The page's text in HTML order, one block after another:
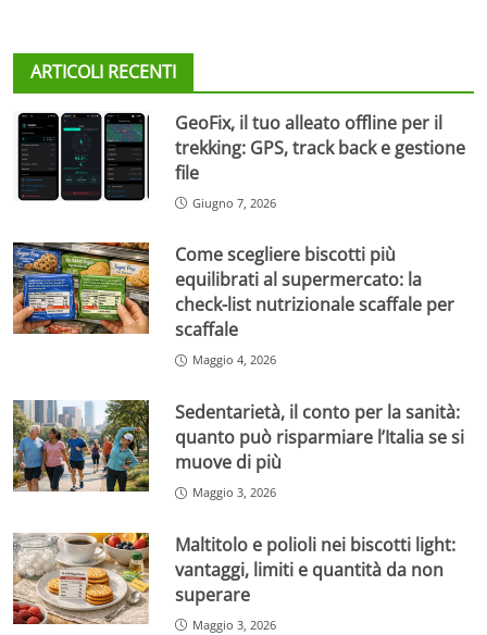
ARTICOLI RECENTI
GeoFix, il tuo alleato offline per il
trekking: GPS, track back e gestione
file
Giugno 7, 2026
Come scegliere biscotti più
equilibrati al supermercato: la
check-list nutrizionale scaffale per
scaffale
Maggio 4, 2026
Sedentarietà, il conto per la sanità:
quanto può risparmiare l’Italia se si
muove di più
Maggio 3, 2026
Maltitolo e polioli nei biscotti light:
vantaggi, limiti e quantità da non
superare
Maggio 3, 2026